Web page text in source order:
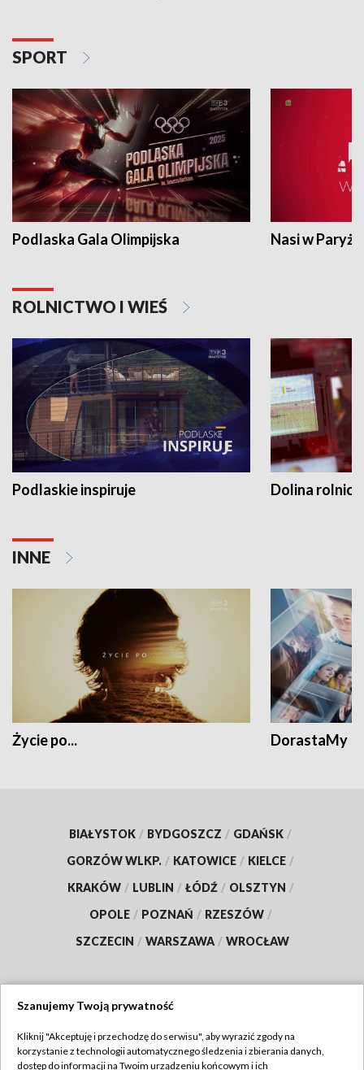
SPORT
Podlaska Gala Olimpijska Nasi w Paryżu
ROLNICTWO I WIEŚ
Podlaskie inspiruje Dolina
INNE
Życie po... DorastaMy
BIAŁYSTOK / BYDGOSZCZ / GDAŃSK /
GORZÓW WLKP. / KATOWICE / KIELCE /
KRAKÓW / LUBLIN / ŁÓDŹ / OLSZTYN /
OPOLE / POZNAŃ / RZESZÓW /
SZCZECIN / WARSZAWA / WROCŁAW
TVP
Szanujemy Twoją prywatność
Kliknij "Akceptuję i przechodzę do serwisu", aby wyrazić zgody na
korzystanie z technologii automatycznego śledzenia i zbierania danych,
dostęp do informacji na Twoim urządzeniu końcowym i ich